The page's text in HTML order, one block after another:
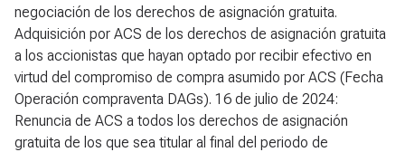
negociación de los derechos de asignación gratuita.
Adquisición por ACS de los derechos de asignación gratuita
a los accionistas que hayan optado por recibir efectivo en
virtud del compromiso de compra asumido por ACS (Fecha
Operación compraventa DAGs). 16 de julio de 2024:
Renuncia de ACS a todos los derechos de asignación
gratuita de los que sea titular al final del periodo de